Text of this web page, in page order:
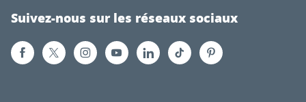
Suivez-nous sur les réseaux sociaux